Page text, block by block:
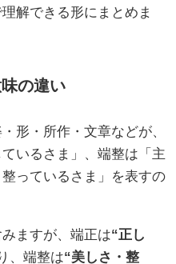
解できる形にまとめま
の違い
形・所作・文章などが、
いるさま」、端整は「主
っているさま」を表すの
ますが、端正は“正し
、端整は“美しさ・整